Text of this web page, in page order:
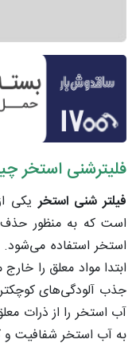
فلیترشنی استخر
فیلتر شنی استخریکی
است که به منظور
استخر استفاده
ابتدا مواد معلق را
جذب آلودگی‌های
آب استخر را از ذرات
به آب استخر شفافیت و